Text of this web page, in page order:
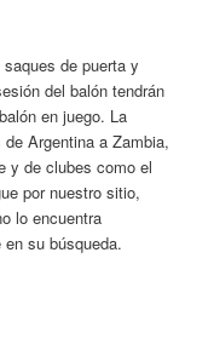
de puerta y
del balón tendrán
en juego. La
Argentina a Zambia,
y de clubes como el
por nuestro sitio,
lo encuentra
su búsqueda.